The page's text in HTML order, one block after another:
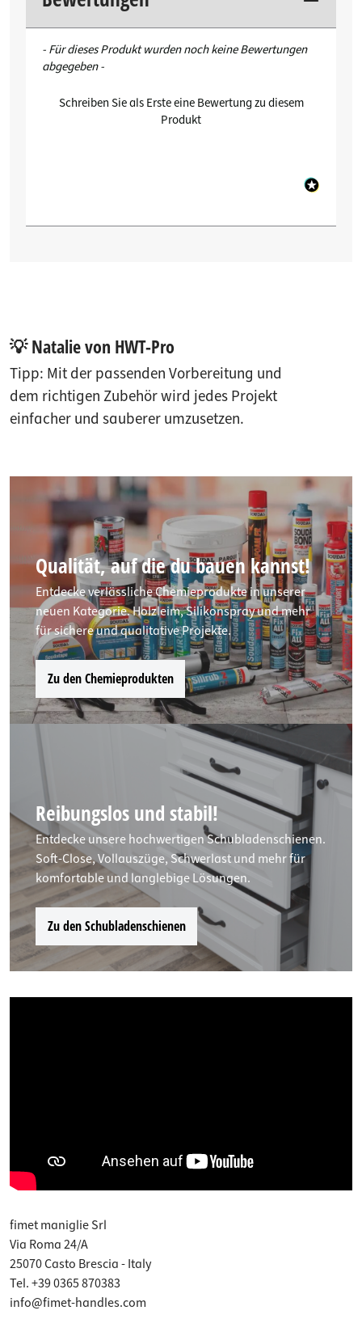
- Für dieses Produkt wurden noch keine Bewertungen
abgegeben -
Schreiben Sie als Erste eine Bewertung zu diesem
Produkt
New content loaded
💡 Natalie von HWT-Pro
Tipp: Mit der passenden Vorbereitung und
dem richtigen Zubehör wird jedes Projekt
einfacher und sauberer umzusetzen.
Qualität, auf die du bauen kannst!
Entdecke verlässliche Chemieprodukte in unserer
neuen Kategorie. Holzleim, Silikonspray und mehr
für sichere und qualitative Projekte.
Zu den Chemieprodukten
Reibungslos und stabil!
Entdecke unsere hochwertigen Schubladenschienen.
Soft-Close, Vollauszüge, Schwerlast und mehr für
komfortable und langlebige Lösungen.
Zu den Schubladenschienen
fimet maniglie Srl
Via Roma 24/A
25070 Casto Brescia - Italy
Tel. +39 0365 870383
info@fimet-handles.com